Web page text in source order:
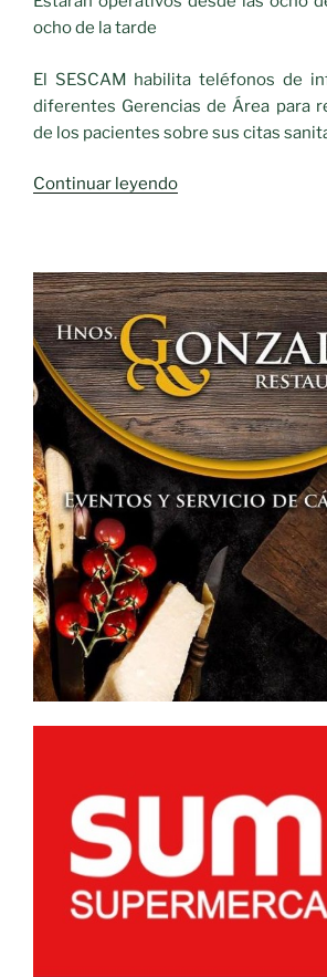
del
complejo»
ocho de la tarde
El SESCAM habilita teléfonos de
diferentes Gerencias de Área para
de los pacientes sobre sus citas
Continuar leyendo«SESCAM